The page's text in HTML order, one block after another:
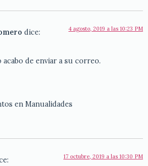
dice: 4 agosto, 2019 a las 10:23 PM
acabo de enviar a su correo.
en Manualidades
17 octubre, 2019 a las 10:30 PM